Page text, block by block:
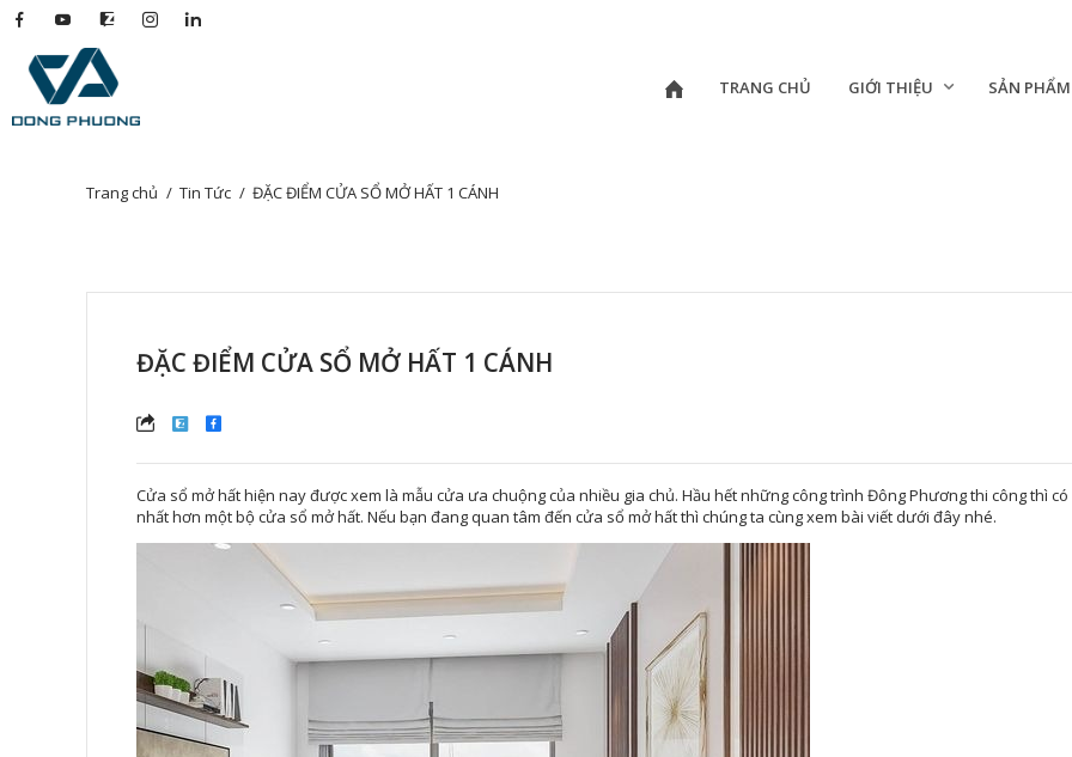
TRANG CHỦ GIỚI THIỆU SẢN PHẨM
Trang chủ Tin Tức ĐẶC ĐIỂM CỬA SỔ MỞ HẤT 1 CÁNH
ĐẶC ĐIỂM CỬA SỔ MỞ HẤT 1 CÁNH
Cửa sổ mở hất hiện nay được xem là mẫu cửa ưa chuộng của nhiều gia chủ. Hầu hết những công trình Đông Phương thi công thì có
nhất hơn một bộ cửa sổ mở hất. Nếu bạn đang quan tâm đến cửa sổ mở hất thì chúng ta cùng xem bài viết dưới đây nhé.